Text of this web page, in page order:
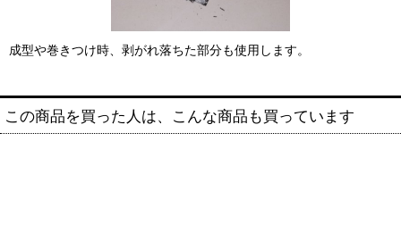
成型や巻きつけ時、剥がれ落ちた部分も使用します。
この商品を買った人は、こんな商品も買っています